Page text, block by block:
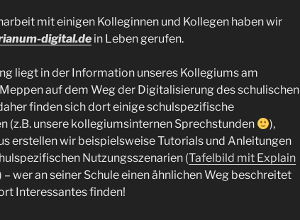
mit einigen Kolleginnen und Kollegen haben wir
digital.de in Leben gerufen.
liegt in der Information unseres Kollegiums am
auf dem Weg der Digitalisierung des schulischen
finden sich dort einige schulspezifische
(z.B. unsere kollegiumsinternen Sprechstunden
),
erstellen wir beispielsweise Tutorials und Anleitungen
Nutzungsszenarien (Tafelbild mit Explain
– wer an seiner Schule einen ähnlichen Weg beschreitet
Interessantes finden!